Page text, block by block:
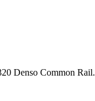
Denso Common Rail.